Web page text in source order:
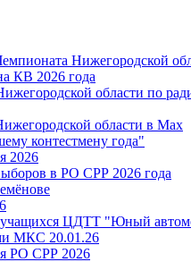
Нижегородской
КВ 2026 года
области по
области в Max
контестмену года"
2026
в РО СРР 2026 года
учащихся ЦДТТ "Юный
МКС 20.01.26
РО СРР 2026